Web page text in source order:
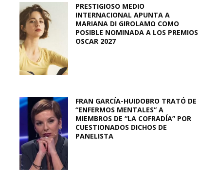
PRESTIGIOSO MEDIO
INTERNACIONAL APUNTA A
MARIANA DI GIROLAMO COMO
POSIBLE NOMINADA A LOS PREMIOS
OSCAR 2027
FRAN GARCÍA-HUIDOBRO TRATÓ DE
“ENFERMOS MENTALES” A
MIEMBROS DE “LA COFRADÍA” POR
CUESTIONADOS DICHOS DE
PANELISTA